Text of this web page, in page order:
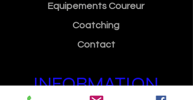
Equipements Coureur
Coatching
Contact
INFORMATION